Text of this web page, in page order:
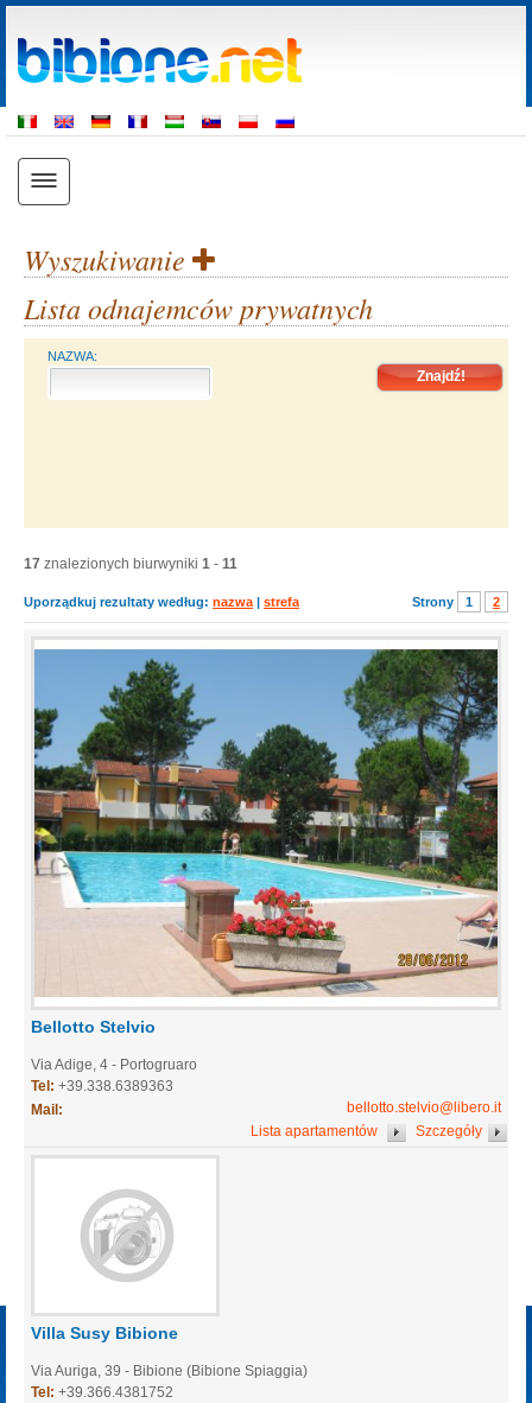
Wyszukiwanie
Lista odnajemców prywatnych
NAZWA:
17 znalezionych biurwyniki 1 - 11
Uporządkuj rezultaty według: nazwa | strefa Strony 1 2
Bellotto Stelvio
Via Adige, 4 - Portogruaro
Tel: +39.338.6389363
Mail:
bellotto.stelvio@libero.it
Szczegóły
Lista apartamentów
Villa Susy Bibione
Via Auriga, 39 - Bibione (Bibione Spiaggia)
Tel: +39.366.4381752